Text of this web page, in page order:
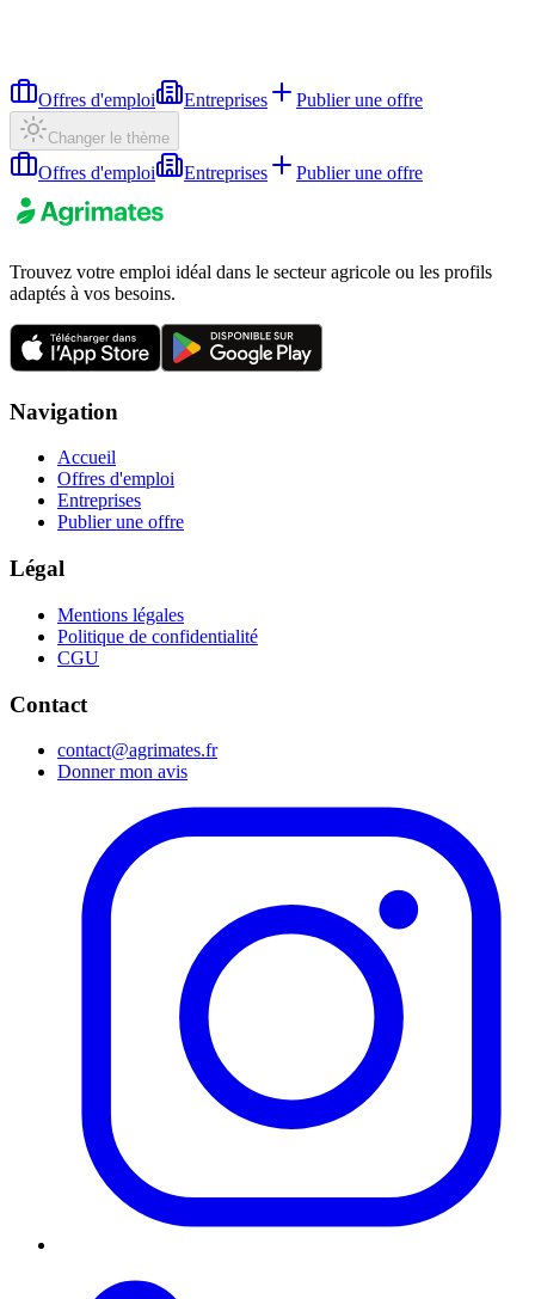
Offres d'emploi Entreprises Publier une offre
Changer le thème
Offres d'emploi Entreprises Publier une offre
Trouvez votre emploi idéal dans le secteur agricole ou les profils
adaptés à vos besoins.
Navigation
Accueil
Offres d'emploi
Entreprises
Publier une offre
Légal
Mentions légales
Politique de confidentialité
CGU
Contact
contact@agrimates.fr
Donner mon avis